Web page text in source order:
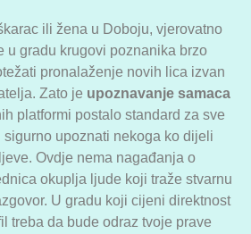
ili žena u Doboju, vjerovatno
u gradu krugovi poznanika brzo
pronalaženje novih lica izvan
Zato je upoznavanje samaca
platformi postalo standard za sve
sigurno upoznati nekoga ko dijeli
Ovdje nema nagađanja o
okuplja ljude koji traže stvarnu
U gradu koji cijeni direktnost
treba da bude odraz tvoje prave